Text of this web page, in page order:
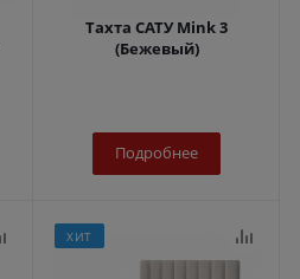
Тахта САТУ Mink 3
(Бежевый)
Подробнее
ХИТ